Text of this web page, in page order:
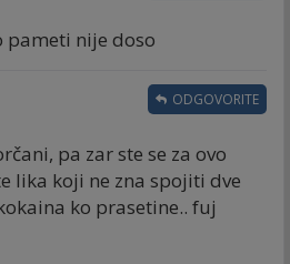
pameti nije doso
pa zar ste se za ovo
lika koji ne zna spojiti dve
ko prasetine.. fuj
ODGOVORITE